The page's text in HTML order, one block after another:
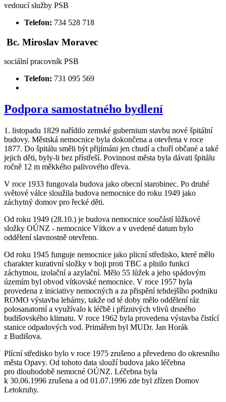
vedoucí služby PSB
Telefon: 734 528 718
Bc. Miroslav Moravec
sociální pracovník PSB
Telefon: 731 095 569
Podpora samostatného bydlení
1. listopadu 1829 nařídilo zemské gubernium stavbu nové špitální
budovy. Městská nemocnice byla dokončena a otevřena v roce
1877. Do špitálu směli být přijímáni jen chudí a choří občané a také
jejich děti, byly-li bez přístřeší. Povinnost města byla dávati špitálu
ročně 12 m měkkého palivového dřeva.
V roce 1933 fungovala budova jako obecní starobinec. Po druhé
světové válce sloužila budova nemocnice do roku 1949 jako
záchytný domov pro řecké děti.
Od roku 1949 (28.10.) je budova nemocnice součástí lůžkové
složky OÚNZ - nemocnice Vítkov a v uvedené datum bylo
oddělení slavnostně otevřeno.
Od roku 1945 funguje nemocnice jako plicní středisko, které mělo
charakter kurativní složky v boji proti TBC a plnilo funkci
záchytnou, izolační a azylační. Mělo 55 lůžek a jeho spádovým
územím byl obvod vítkovské nemocnice. V roce 1957 byla
provedena z iniciativy nemocných a za přispění tehdejšího podniku
ROMO výstavba lehárny, takže od té doby mělo oddělení ráz
polosanatorní a využívalo k léčbě i příznivých vlivů drsného
budišovského klimatu. V roce 1962 byla provedena výstavba čistící
stanice odpadových vod. Primářem byl MUDr. Jan Horák
z Budišova.
Plícní středisko bylo v roce 1975 zrušeno a převedeno do okresního
města Opavy. Od tohoto data slouží budova jako léčebna
pro dlouhodobě nemocné OÚNZ. Léčebna byla
k 30.06.1996 zrušena a od 01.07.1996 zde byl zřízen Domov
Letokruhy.